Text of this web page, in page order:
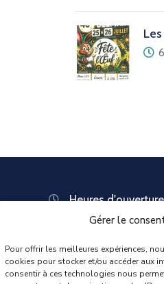
Gérer le
Pour offrir les meilleures expériences,
cookies pour stocker et/ou accéder aux
consentir à ces technologies nous
Heures
Lundi : 8:30 –
Mercredi : 08:30 –
Jeudi : 13:30 – 18:00
Vendredi : 08:30 –